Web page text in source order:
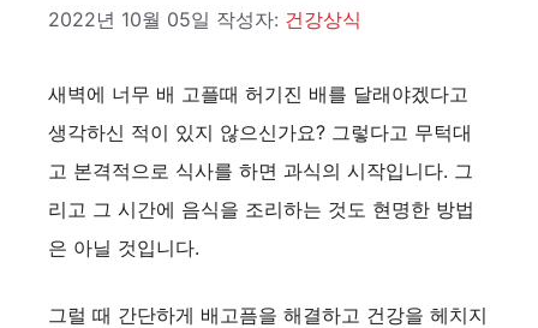
2022년 10월 05일 작성자: 건강상식
새벽에 너무 배 고플때 허기진 배를 달래야겠다고
생각하신 적이 있지 않으신가요? 그렇다고 무턱대
고 본격적으로 식사를 하면 과식의 시작입니다. 그
리고 그 시간에 음식을 조리하는 것도 현명한 방법
은 아닐 것입니다.
그럴 때 간단하게 배고픔을 해결하고 건강을 헤치지